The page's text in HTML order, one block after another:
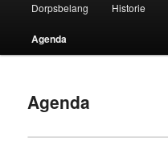
naar
de
inhoud
Dorpsbelang Historie
Agenda
Agenda